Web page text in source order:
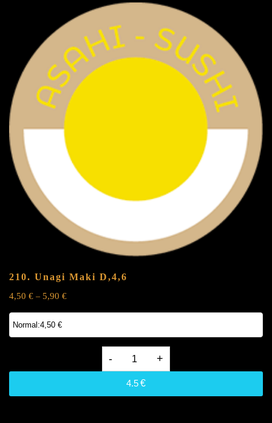
210. Unagi Maki D,4,6
4,50 € – 5,90 €
Unagi
4.5€